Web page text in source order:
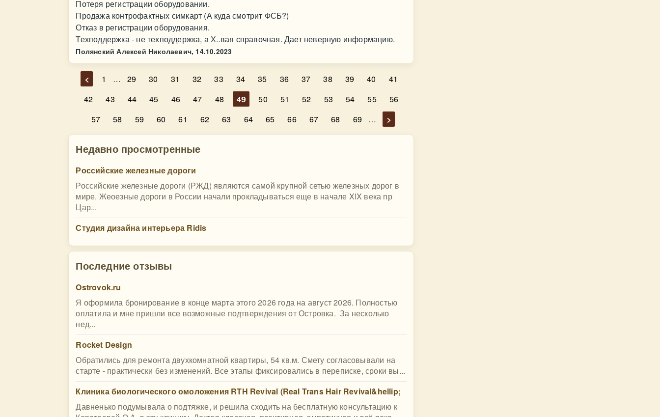
Потеря регистрации оборудовании.
Продажа контрофактных симкарт (А куда смотрит ФСБ?)
Отказ в регистрации оборудования.
Техподдержка - не техподдержка, а Х..вая справочная. Дает неверную информацию.
Полянский Алексей Николаевич, 14.10.2023
< 1 … 29 30 31 32 33 34 35 36 37 38 39 40
41
42
43 44 45 46 47 48 49 50 51 52 53 54 55
56
57
58 59 60 61 62 63 64 65 66 67 68 69 … >
Недавно просмотренные
Российские железные дороги
Российские железные дороги (РЖД) являются самой крупной сетью железных дорог в
мире. Жеоезные дороги в России начали прокладываться еще в начале XIX века пр
Цар...
Студия дизайна интерьера Ridis
Последние отзывы
Ostrovok.ru
Я оформила бронирование в конце марта этого 2026 года на август 2026. Полностью
оплатила и мне пришли все возможные подтверждения от Островка. За несколько
нед...
Rocket Design
Обратились для ремонта двухкомнатной квартиры, 54 кв.м. Смету согласовывали на
старте - практически без изменений. Все этапы фиксировались в переписке, сроки вы...
Клиника биологического омоложения RTH Revival (Real Trans Hair Revival&hellip;
Давненько подумывала о подтяжке, и решила сходить на бесплатную консультацию к